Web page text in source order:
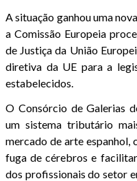
A situação ganhou uma
a Comissão Europeia
de Justiça da União
diretiva da UE para a
estabelecidos.
O Consórcio de Galerias
um sistema tributário
mercado de arte espanhol,
fuga de cérebros e
dos profissionais do setor